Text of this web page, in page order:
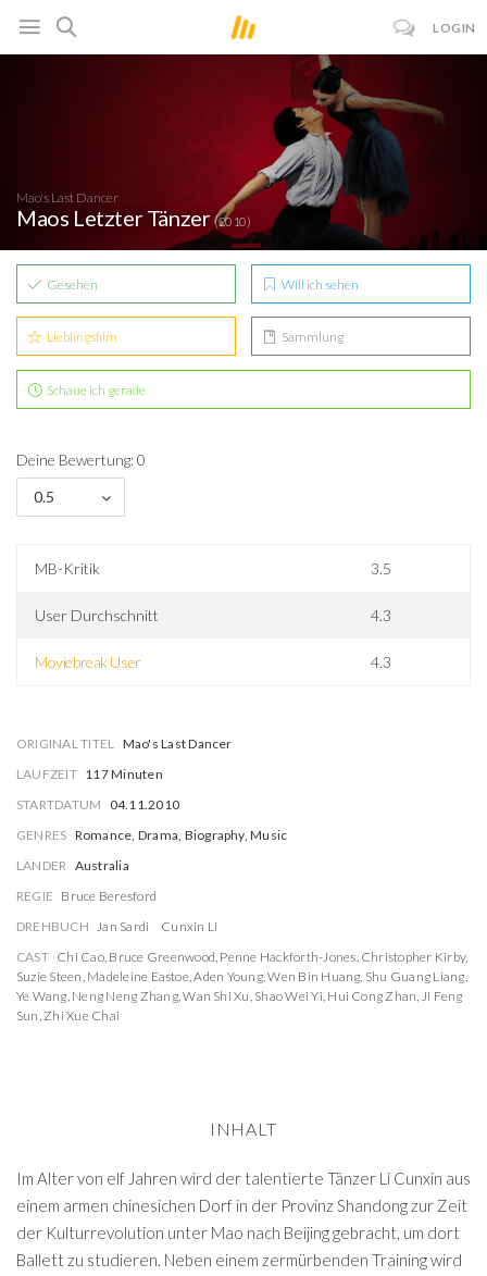
LOGIN
Mao's Last Dancer
Maos Letzter Tänzer(2010)
Gesehen Will ich sehen
Lieblingsfilm Sammlung
Schaue ich gerade
Deine Bewertung: 0
0.5
MB-Kritik 3.5
User Durchschnitt 4.3
Moviebreak User 4.3
ORIGINAL TITEL Mao's Last Dancer
LAUFZEIT 117 Minuten
STARTDATUM
04.11.2010
GENRES Romance, Drama, Biography, Music
LÄNDER Australia
REGIE Bruce Beresford
DREHBUCH Jan Sardi
Cunxin Li
CAST Chi Cao, Bruce Greenwood, Penne Hackforth-Jones, Christopher Kirby,
Suzie Steen, Madeleine Eastoe,Aden Young,Wen Bin Huang, Shu Guang Liang,
Ye Wang, Neng Neng Zhang,Wan Shi Xu, Shao Wei Yi, Hui Cong Zhan, Ji Feng
Sun,Zhi Xue Chai
INHALT
Im Alter von elf Jahren wird der talentierte Tänzer Li Cunxin aus
einem armen chinesichen Dorf in der Provinz Shandong zur Zeit
der Kulturrevolution unter Mao nach Beijing gebracht, um dort
Ballett zu studieren. Neben einem zermürbenden Training wird